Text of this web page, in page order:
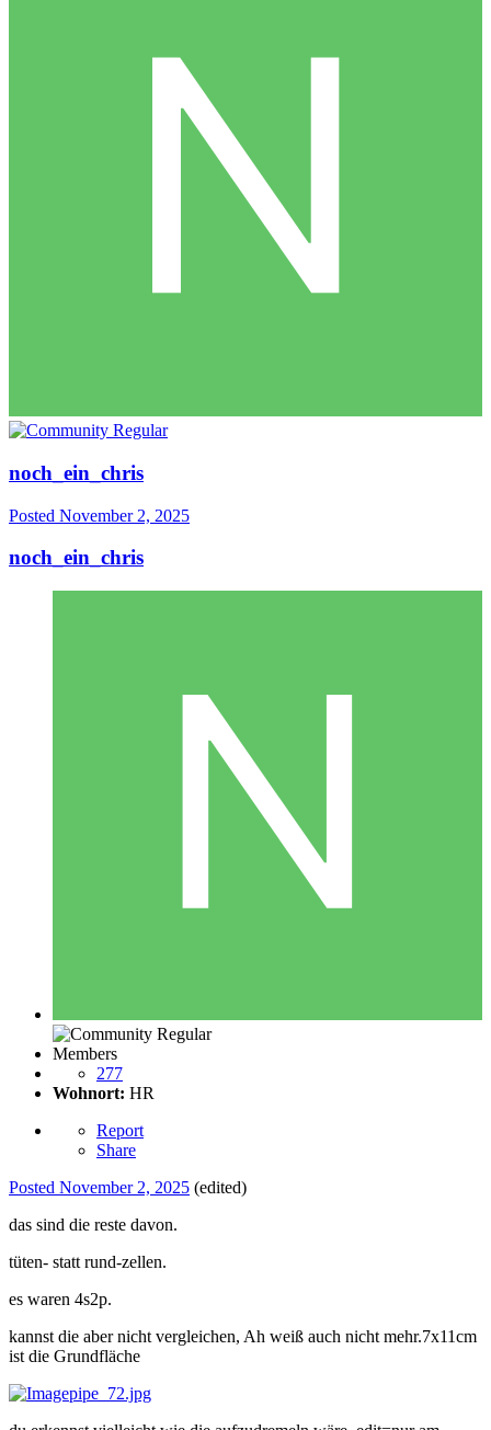
noch_ein_chris
Posted November 2, 2025
noch_ein_chris
Members
277
Wohnort: HR
Report
Share
Posted November 2, 2025 (edited)
das sind die reste davon.
tüten- statt rund-zellen.
es waren 4s2p.
kannst die aber nicht vergleichen, Ah weiß auch nicht mehr.7x11cm
ist die Grundfläche